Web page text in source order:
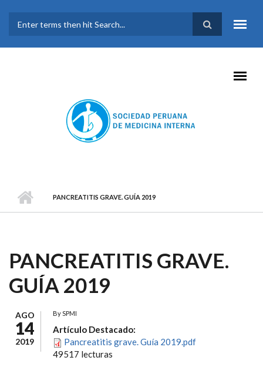
FORMULARIO DE
BÚSQUEDA
PANCREATITIS GRAVE. GUÍA 2019
PANCREATITIS GRAVE.
GUÍA 2019
AGO
14
2019
BySPMI
Artículo Destacado:
Pancreatitis grave. Guía 2019.pdf
49517 lecturas